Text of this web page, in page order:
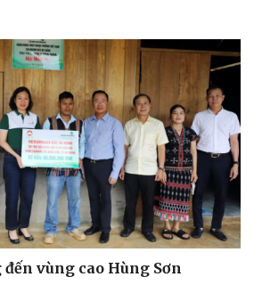
vùng cao Hùng Sơn